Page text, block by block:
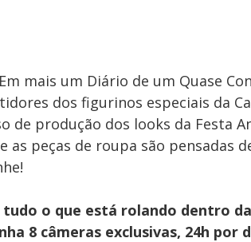
mais um Diário de um Quase
dos figurinos especiais da
de produção dos looks da Festa
as peças de roupa são pensadas
tudo o que está rolando dentro da
8 câmeras exclusivas, 24h por